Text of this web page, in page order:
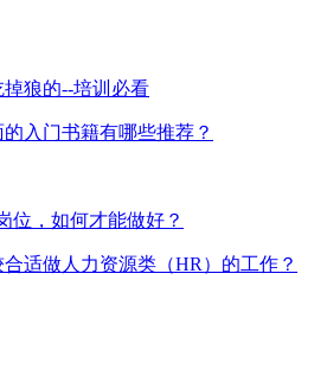
狼的--培训必看
入门书籍有哪些推荐？
位，如何才能做好？
适做人力资源类（HR）的工作？